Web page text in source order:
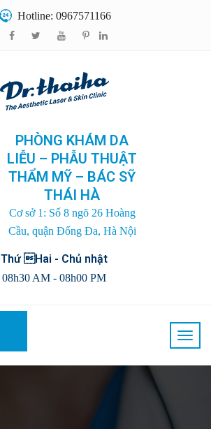
Hotline: 0967571166
PHÒNG KHÁM DA
LIỄU – PHẪU THUẬT
THẨM MỸ – BÁC SỸ
THÁI HÀ
Cơ sở 1: Số 8 ngõ 26 Hoàng
Cầu, quận Đống Đa, Hà Nội
Thứ Hai - Chủ nhật
08h30 AM - 08h00 PM